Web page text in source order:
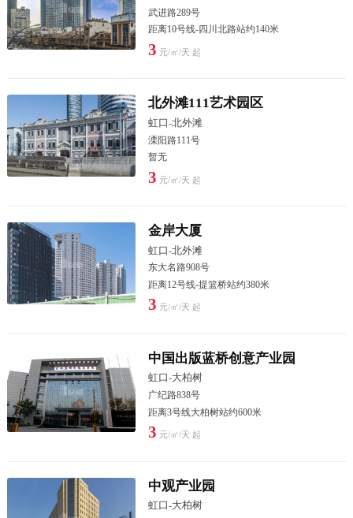
武进路289号
距离10号线-四川北路站约140米
3 元/㎡/天 起
北外滩111艺术园区
虹口-北外滩
溧阳路111号
暂无
3 元/㎡/天 起
金岸大厦
虹口-北外滩
东大名路908号
距离12号线-提篮桥站约380米
3 元/㎡/天 起
中国出版蓝桥创意产业园
虹口-大柏树
广纪路838号
距离3号线大柏树站约600米
3 元/㎡/天 起
中观产业园
虹口-大柏树